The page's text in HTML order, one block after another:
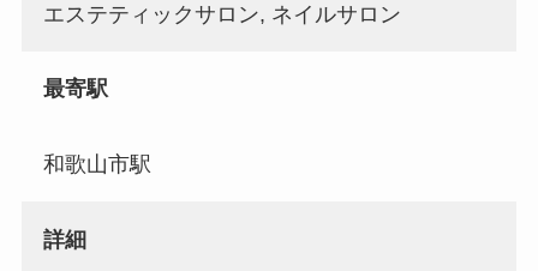
エステティックサロン, ネイルサロン
最寄駅
和歌山市駅
詳細